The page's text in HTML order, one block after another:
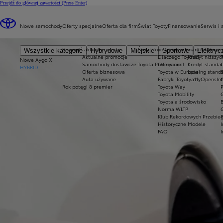
Przejdź do głównej zawartości (Press Enter)
Nowe samochody
Wszystkie kategorie Hybrydowe Miejskie Sportowe
Nowe Aygo X
HYBRID
Oferty specjalne
Sprawdź aktualne oferty
Aktualne promocje
Samochody dostawcze Toyota Professional
Oferta biznesowa
Auta używane
Rok potęgi 8 premier
Oferta dla firmŚwiat Toyoty
Świat Toyoty
Dlaczego Toyota?
O Toyocie
Toyota w Europie
Fabryki Toyoty
Toyota Way
Toyota Mobility
Toyota a środowisko
Norma WLTP
Klub Rekordowych
Historyczne Modele
FAQ
Finansowanie
Toyota Financial
Kredyt
Kredyt
Leasing
Serwis i
Serwis
Jak poznać z której strony jest wlew paliwa?